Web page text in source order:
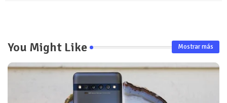
You Might Like Mostrar más